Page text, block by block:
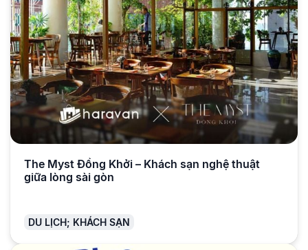
The Myst Đồng Khởi – Khách sạn nghệ thuật
giữa lòng sài gòn
DU LỊCH; KHÁCH SẠN